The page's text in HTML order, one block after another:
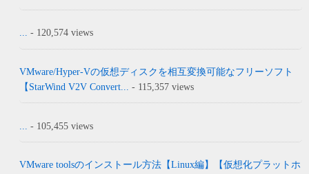
... - 120,574 views
VMware/Hyper-Vの仮想ディスクを相互変換可能なフリーソフト
【StarWind V2V Convert...
- 115,357 views
- 105,455 views
VMware toolsのインストール方法【Linux編】【仮想化プラットホ